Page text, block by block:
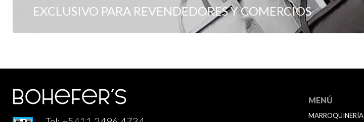
EXCLUSIVO PARA REVENDEDORES Y COMERCIOS
MENÚ
MARROQUINERÍA